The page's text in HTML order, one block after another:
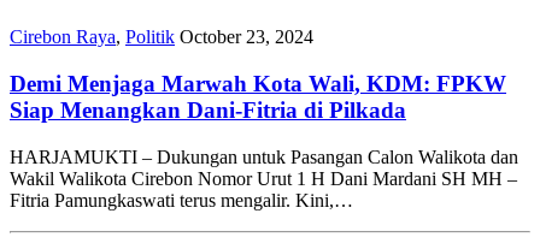
Cirebon Raya, Politik October 23, 2024
Demi Menjaga Marwah Kota Wali, KDM: FPKW
Siap Menangkan Dani-Fitria di Pilkada
HARJAMUKTI – Dukungan untuk Pasangan Calon Walikota dan
Wakil Walikota Cirebon Nomor Urut 1 H Dani Mardani SH MH –
Fitria Pamungkaswati terus mengalir. Kini,…